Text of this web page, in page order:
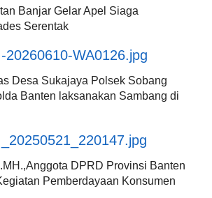
Banjar Gelar Apel Siaga
Serentak
Desa Sukajaya Polsek Sobang
Banten laksanakan Sambang di
DPRD Provinsi Banten
Pemberdayaan Konsumen